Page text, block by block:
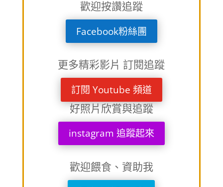
歡迎按讚追蹤
Facebook粉絲團
更多精彩影片 訂閱追蹤
訂閱 Youtube 頻道
好照片欣賞與追蹤
instagram 追蹤起來
歡迎餵食、資助我